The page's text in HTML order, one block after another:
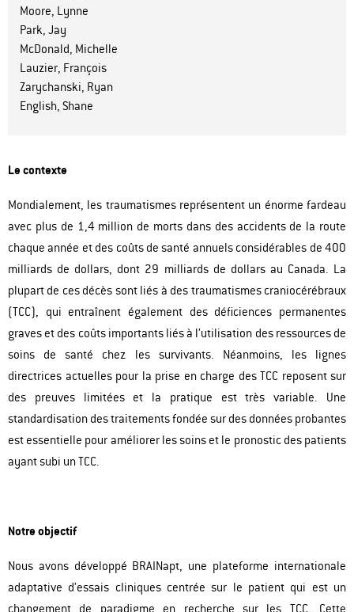
Moore, Lynne
Park, Jay
McDonald, Michelle
Lauzier, François
Zarychanski, Ryan
English, Shane
Le contexte
Mondialement, les traumatismes représentent un énorme fardeau
avec plus de 1,4 million de morts dans des accidents de la route
chaque année et des coûts de santé annuels considérables de 400
milliards de dollars, dont 29 milliards de dollars au Canada. La
plupart de ces décès sont liés à des traumatismes craniocérébraux
(TCC), qui entraînent également des déficiences permanentes
graves et des coûts importants liés à l’utilisation des ressources de
soins de santé chez les survivants. Néanmoins, les lignes
directrices actuelles pour la prise en charge des TCC reposent sur
des preuves limitées et la pratique est très variable. Une
standardisation des traitements fondée sur des données probantes
est essentielle pour améliorer les soins et le pronostic des patients
ayant subi un TCC.
Notre objectif
Nous avons développé BRAINapt, une plateforme internationale
adaptative d’essais cliniques centrée sur le patient qui est un
changement de paradigme en recherche sur les TCC. Cette